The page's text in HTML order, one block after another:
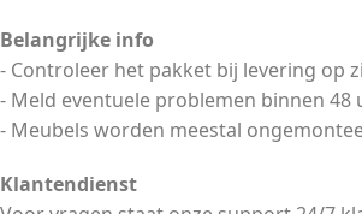
Belangrijke info
- Controleer het pakket bij levering op
- Meld eventuele problemen binnen 48
- Meubels worden meestal
Klantendienst